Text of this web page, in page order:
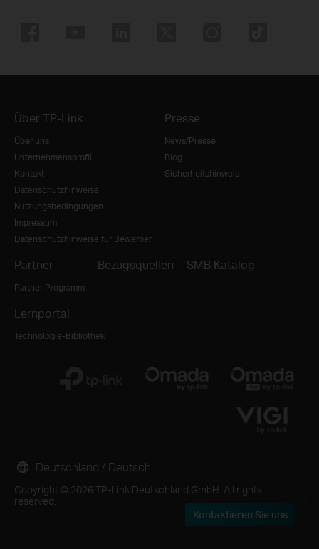
Über TP-Link
Über uns
Unternehmensprofil
Kontakt
Datenschutzhinweise
Nutzungsbedingungen
Impressum
Datenschutzhinweise für Bewerber
Presse
News/Presse
Blog
Sicherheitshinweis
Partner
Partner Programm
Bezugsquellen SMB Katalog
Lernportal
Technologie-Bibliothek
Copyright © 2026 TP-Link Deutschland GmbH. All rights
reserved.
Deutschland / Deutsch
Kontaktieren Sie uns